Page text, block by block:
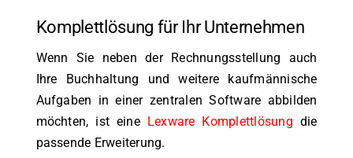
Komplettlösung für Ihr Unternehmen
Wenn Sie neben der Rechnungsstellung auch
Ihre Buchhaltung und weitere kaufmännische
Aufgaben in einer zentralen Software abbilden
möchten, ist eine Lexware Komplettlösung die
passende Erweiterung.